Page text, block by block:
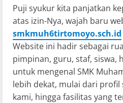
Puji syukur kita panjatkan
atas izin-Nya, wajah baru
smkmuh6tirtomoyo.sch.id
Website ini hadir sebagai
pimpinan, guru, staf, siswa,
untuk mengenal SMK
lebih dekat, mulai dari profil
kami, hingga fasilitas yang